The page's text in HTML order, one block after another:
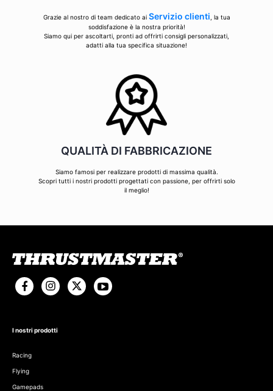
Grazie al nostro di team dedicato ai Servizio clienti , la tua
soddisfazione è la nostra priorità!
Siamo qui per ascoltarti, pronti ad offrirti consigli personalizzati,
adatti alla tua specifica situazione!
QUALITÀ DI FABBRICAZIONE
Siamo famosi per realizzare prodotti di massima qualità.
Scopri tutti i nostri prodotti progettati con passione, per offrirti solo
il meglio!
I nostri prodotti
Racing
Flying
Gamepads